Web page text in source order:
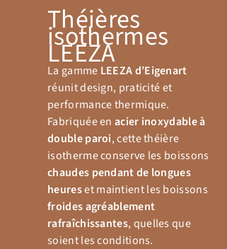
Théières
isothermes
LEEZA
La gamme LEEZA d’Eigenart
réunit design, praticité et
performance thermique.
Fabriquée enacier inoxydable à
double paroi, cette théière
isotherme conserve les boissons
chaudes pendant de longues
heureset maintient les boissons
froides agréablement
rafraîchissantes, quelles que
soient les conditions.